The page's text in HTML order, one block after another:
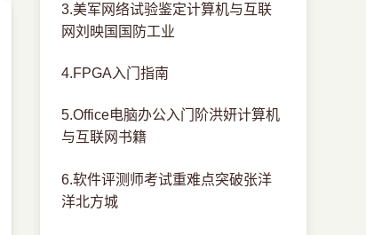
3.美军网络试验鉴定计算机与互联
网刘映国国防工业
4.FPGA入门指南
5.Office电脑办公入门阶洪妍计算机
与互联网书籍
6.软件评测师考试重难点突破张洋
洋北方城